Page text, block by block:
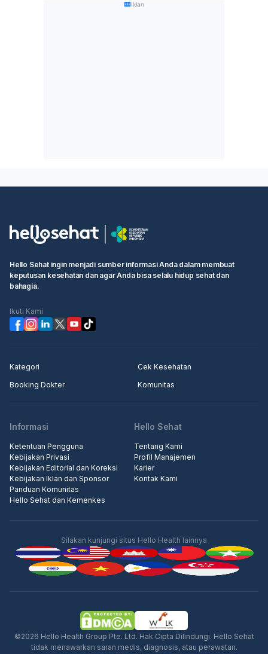
Iklan
Iklan
Hello Sehat ingin menjadi sumber informasi Anda dalam membuat
keputusan kesehatan dan agar Anda bisa selalu hidup sehat dan
bahagia.
Ikuti Kami
Kategori
Cek Kesehatan
Booking Dokter
Komunitas
Informasi
Ketentuan Pengguna
Kebijakan Privasi
Kebijakan Editorial dan Koreksi
Kebijakan Iklan dan Sponsor
Panduan Komunitas
Hello Sehat dan Kemenkes
Hello Sehat
Tentang Kami
Profil Manajemen
Karier
Kontak Kami
Silakan kunjungi situs Hello Health lainnya
©2026 Hello Health Group Pte. Ltd. Hak Cipta Dilindungi. Hello Sehat
tidak menawarkan saran medis, diagnosis, atau perawatan.